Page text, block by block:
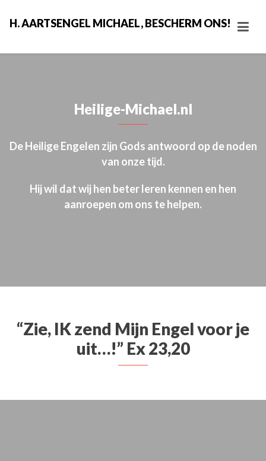
H. AARTSENGEL MICHAEL, BESCHERM ONS!
Heilige-Michael.nl
De Heilige Engelen zijn Gods antwoord op de noden
van onze tijd.
Hij wil dat wij hen beter leren kennen en hen
aanroepen om ons te helpen.
“Zie, IK zend Mijn Engel voor je
uit…!” Ex 23,20